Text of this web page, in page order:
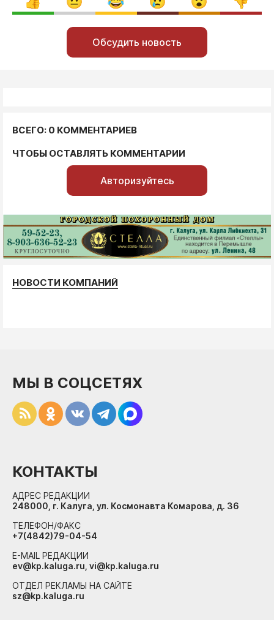
Обсудить новость
ВСЕГО: 0 КОММЕНТАРИЕВ
ЧТОБЫ ОСТАВЛЯТЬ КОММЕНТАРИИ
Авторизуйтесь
НОВОСТИ КОМПАНИЙ
МЫ В СОЦСЕТЯХ
КОНТАКТЫ
АДРЕС РЕДАКЦИИ
248000, г. Калуга, ул. Космонавта Комарова, д. 36
ТЕЛЕФОН/ФАКС
+7(4842)79-04-54
E-MAIL РЕДАКЦИИ
ev@kp.kaluga.ru, vi@kp.kaluga.ru
ОТДЕЛ РЕКЛАМЫ НА САЙТЕ
sz@kp.kaluga.ru